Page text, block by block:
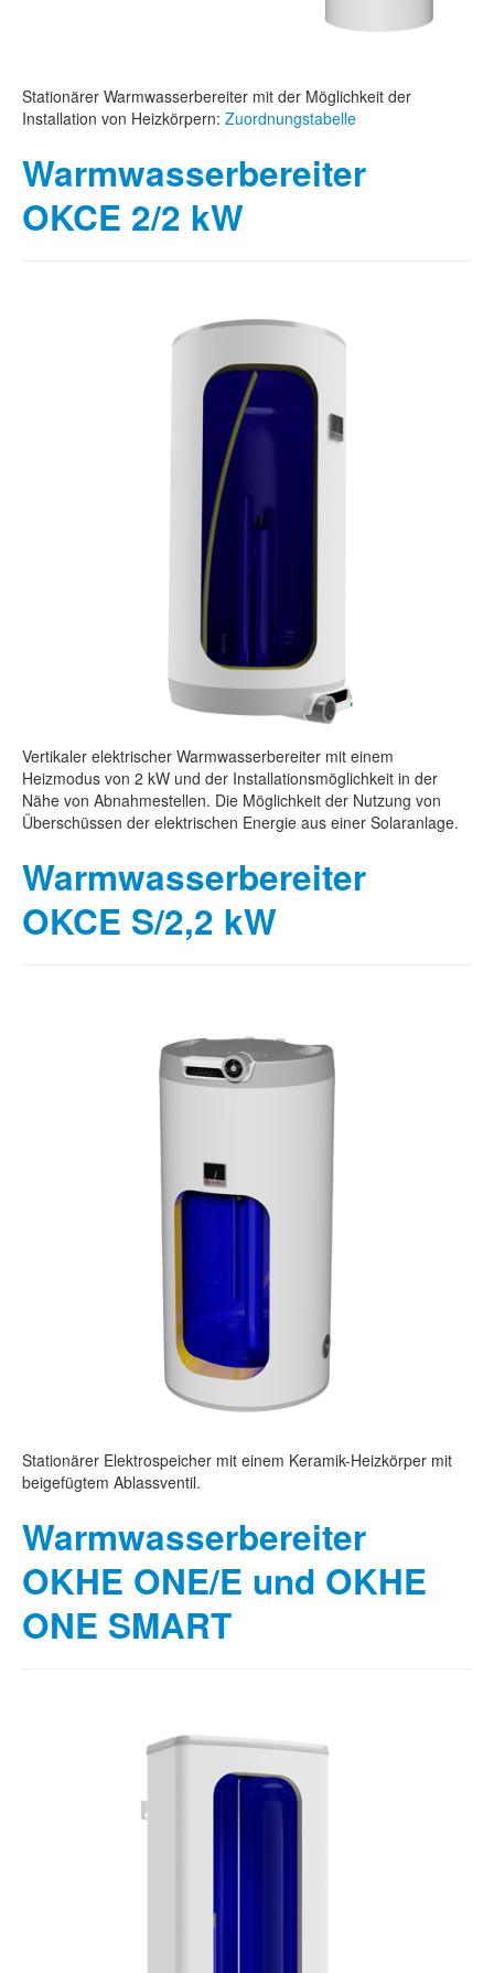
Stationärer Warmwasserbereiter mit der Möglichkeit der
Installation von Heizkörpern: Zuordnungstabelle
Warmwasserbereiter
OKCE 2/2 kW
Vertikaler elektrischer Warmwasserbereiter mit einem
Heizmodus von 2 kW und der Installationsmöglichkeit in der
Nähe von Abnahmestellen. Die Möglichkeit der Nutzung von
Überschüssen der elektrischen Energie aus einer Solaranlage.
Warmwasserbereiter
OKCE S/2,2 kW
Stationärer Elektrospeicher mit einem Keramik-Heizkörper mit
beigefügtem Ablassventil.
Warmwasserbereiter
OKHE ONE/E und OKHE
ONE SMART